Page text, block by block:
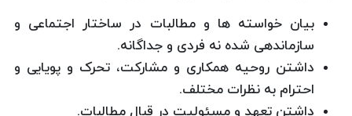
بیان خواسته ها و مطالبات در ساختار اجتماعی و
سازماندهی شده نه فردی و جداگانه.
داشتن روحیه همکاری و مشارکت، تحرک و پویایی و
احترام به نظرات مختلف.
داشتن تعهد و مسئولیت در قبال مطالبات.